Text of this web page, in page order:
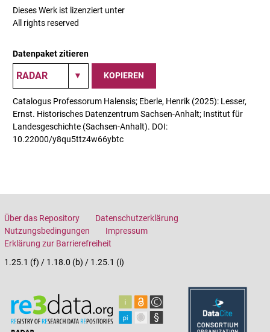
Dieses Werk ist lizenziert unter
All rights reserved
Datenpaket zitieren
KOPIEREN
Catalogus Professorum Halensis; Eberle, Henrik (2025): Lesser,
Ernst. Historisches Datenzentrum Sachsen-Anhalt; Institut für
Landesgeschichte (Sachsen-Anhalt). DOI:
10.22000/y8qu5ttz4w66ybtc
Über das Repository
Datenschutzerklärung
Nutzungsbedingungen
Impressum
Erklärung zur Barrierefreiheit
1.25.1 (f) / 1.18.0 (b) / 1.25.1 (i)